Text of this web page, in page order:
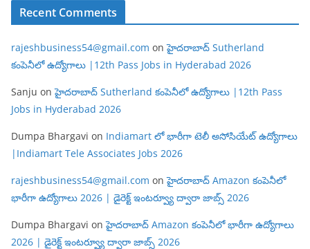
Recent Comments
rajeshbusiness54@gmail.com onహైదరాబాద్ Sutherland
కంపెనీలో ఉద్యోగాలు |12th Pass Jobs in Hyderabad 2026
Sanju onహైదరాబాద్ Sutherland కంపెనీలో ఉద్యోగాలు |12th Pass
Jobs in Hyderabad 2026
Dumpa Bhargavi on Indiamart లో భారీగా టెలీ అసోసియేట్ ఉద్యోగాలు
|Indiamart Tele Associates Jobs 2026
rajeshbusiness54@gmail.com onహైదరాబాద్ Amazon కంపెనీలో
భారీగా ఉద్యోగాలు 2026 | డైరెక్ట్ ఇంటర్వ్యూ ద్వారా జాబ్స్ 2026
Dumpa Bhargavi onహైదరాబాద్ Amazon కంపెనీలో భారీగా ఉద్యోగాలు
2026 | డైరెక్ట్ ఇంటర్వ్యూ ద్వారా జాబ్స్ 2026